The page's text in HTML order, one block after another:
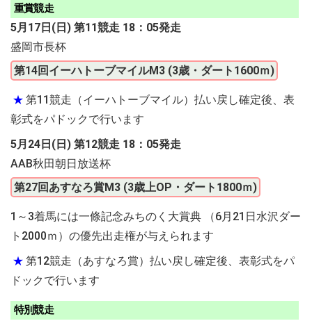
重賞競走
5月17日(日) 第11競走 18：05発走
盛岡市長杯
第14回イーハトーブマイルM3 (3歳・ダート1600ｍ)
★ 第11競走（イーハトーブマイル）払い戻し確定後、表
彰式をパドックで行います
5月24日(日) 第12競走 18：05発走
AAB秋田朝日放送杯
第27回あすなろ賞M3 (3歳上OP・ダート1800ｍ)
1～3着馬には一條記念みちのく大賞典 （6月21日水沢ダー
ト2000ｍ）の優先出走権が与えられます
★ 第12競走（あすなろ賞）払い戻し確定後、表彰式をパ
ドックで行います
特別競走